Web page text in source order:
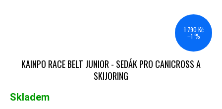
1 790 Kč
–1 %
KAINPO RACE BELT JUNIOR - SEDÁK PRO CANICROSS A
SKIJORING
Skladem